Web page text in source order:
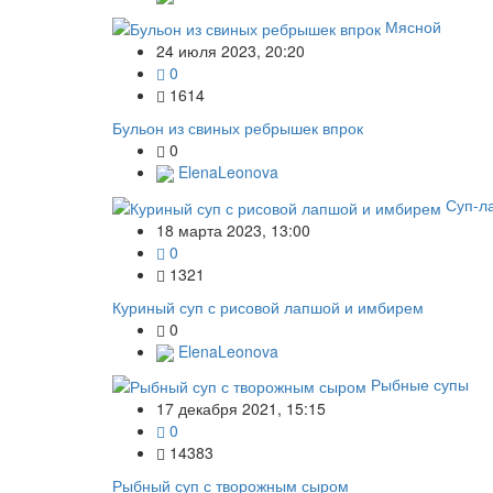
Мясной
24 июля 2023, 20:20
0
1614
Бульон из свиных ребрышек впрок
0
ElenaLeonova
Суп-
18 марта 2023, 13:00
0
1321
Куриный суп с рисовой лапшой и имбирем
0
ElenaLeonova
Рыбные супы
17 декабря 2021, 15:15
0
14383
Рыбный суп с творожным сыром